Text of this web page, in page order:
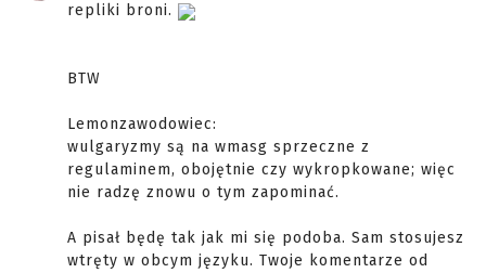
repliki broni.
BTW
Lemonzawodowiec:
wulgaryzmy są na wmasg sprzeczne z
regulaminem, obojętnie czy wykropkowane; więc
nie radzę znowu o tym zapominać.
A pisał będę tak jak mi się podoba. Sam stosujesz
wtręty w obcym języku. Twoje komentarze od